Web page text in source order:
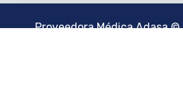
Proveedora Médica Adasa©